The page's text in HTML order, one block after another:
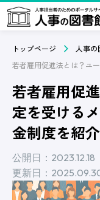
トップページ 人事の
若者雇用促
定を受ける
金制度を紹介
公開日：2023.12.18
更新日：